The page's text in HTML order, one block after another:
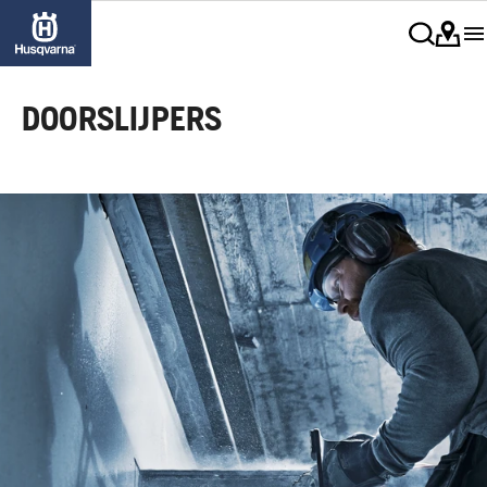
DOORSLIJPERS